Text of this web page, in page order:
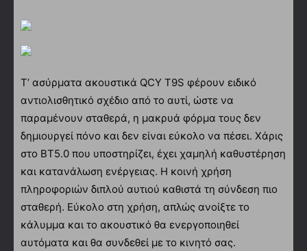
Τ’ ασύρματα ακουστικά QCY T9S φέρουν ειδικό
αντιολισθητικό σχέδιο από το αυτί, ώστε να
παραμένουν σταθερά, η μακρυά φόρμα τους δεν
δημιουργεί πόνο και δεν είναι εύκολο να πέσει. Χάρις
στο BT5.0 που υποστηρίζει, έχει χαμηλή καθυστέρηση
και κατανάλωση ενέργειας. Η κοινή χρήση
πληροφοριών διπλού αυτιού καθιστά τη σύνδεση πιο
σταθερή. Εύκολο στη χρήση, απλώς ανοίξτε το
κάλυμμα και το ακουστικό θα ενεργοποιηθεί
αυτόματα και θα συνδεθεί με το κινητό σας.